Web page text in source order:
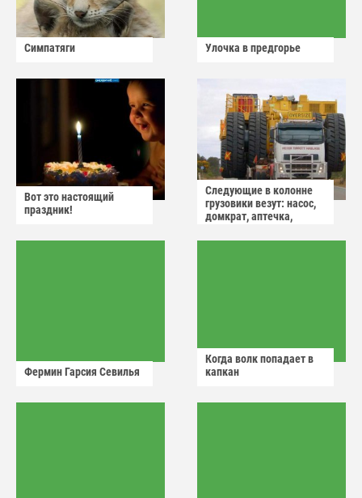
Симпатяги Улочка в предгорье
Вот это настоящий
праздник!
Следующие в колонне
грузовики везут: насос,
домкрат, аптечка,
Фермин Гарсия Севилья
Когда волк попадает в
капкан